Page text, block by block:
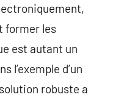
former les
est autant un
l’exemple d’un
robuste a